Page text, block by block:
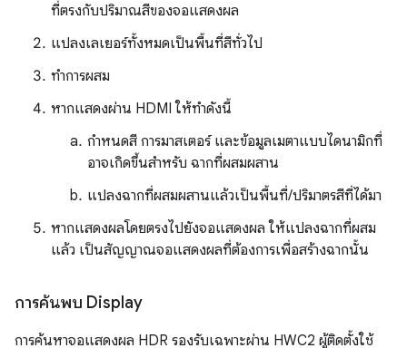
ที่ตรงกับปริมาณสีของจอแสดงผล
แปลงเลเยอร์ทั้งหมดเป็นพื้นที่สีทั่วไป
ทำการผสม
หากแสดงผ่าน HDMI ให้ทำดังนี้
กำหนดสี การมาสเตอร์ และข้อมูลเมตาแบบไดนามิกที่
อาจเกิดขึ้นสำหรับ ฉากที่ผสมผสาน
แปลงฉากที่ผสมผสานแล้วเป็นพื้นที่/ปริมาตรสีที่ได้มา
หากแสดงผลโดยตรงไปยังจอแสดงผล ให้แปลงฉากที่ผสม
แล้ว เป็นสัญญาณจอแสดงผลที่ต้องการเพื่อสร้างฉากนั้น
การค้นพบ Display
การค้นหาจอแสดงผล HDR รองรับเฉพาะผ่าน HWC2 ผู้ติดตั้งใช้